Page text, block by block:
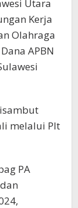
Utara
Kerja
Olahraga
APBN
melalui Plt
PA